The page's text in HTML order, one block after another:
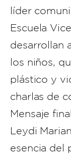
líder
Escuela
desarrollan
los niños,
plástico y
charlas de
Mensaje final
Leydi
esencia del